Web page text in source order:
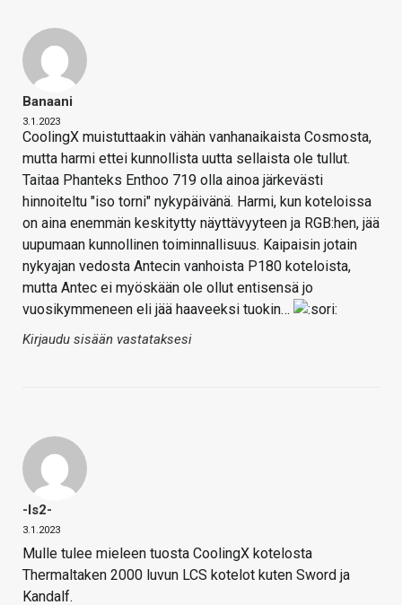
Banaani
3.1.2023
CoolingX muistuttaakin vähän vanhanaikaista Cosmosta,
mutta harmi ettei kunnollista uutta sellaista ole tullut.
Taitaa Phanteks Enthoo 719 olla ainoa järkevästi
hinnoiteltu "iso torni" nykypäivänä. Harmi, kun koteloissa
on aina enemmän keskitytty näyttävyyteen ja RGB:hen, jää
uupumaan kunnollinen toiminnallisuus. Kaipaisin jotain
nykyajan vedosta Antecin vanhoista P180 koteloista,
mutta Antec ei myöskään ole ollut entisensä jo
vuosikymmeneen eli jää haaveeksi tuokin…
Kirjaudu sisään vastataksesi
-is2-
3.1.2023
Mulle tulee mieleen tuosta CoolingX kotelosta
Thermaltaken 2000 luvun LCS kotelot kuten Sword ja
Kandalf.